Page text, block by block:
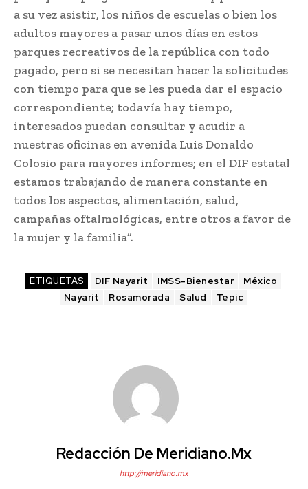
a su vez asistir, los niños de escuelas o bien los
adultos mayores a pasar unos días en estos
parques recreativos de la república con todo
pagado, pero si se necesitan hacer la solicitudes
con tiempo para que se les pueda dar el espacio
correspondiente; todavía hay tiempo,
interesados puedan consultar y acudir a
nuestras oficinas en avenida Luis Donaldo
Colosio para mayores informes; en el DIF estatal
estamos trabajando de manera constante en
todos los aspectos, alimentación, salud,
campañas oftalmológicas, entre otros a favor de
la mujer y la familia”.
ETIQUETAS DIF Nayarit IMSS-Bienestar
México
Nayarit
Rosamorada Salud Tepic
Redacción De Meridiano.mx
http://meridiano.mx